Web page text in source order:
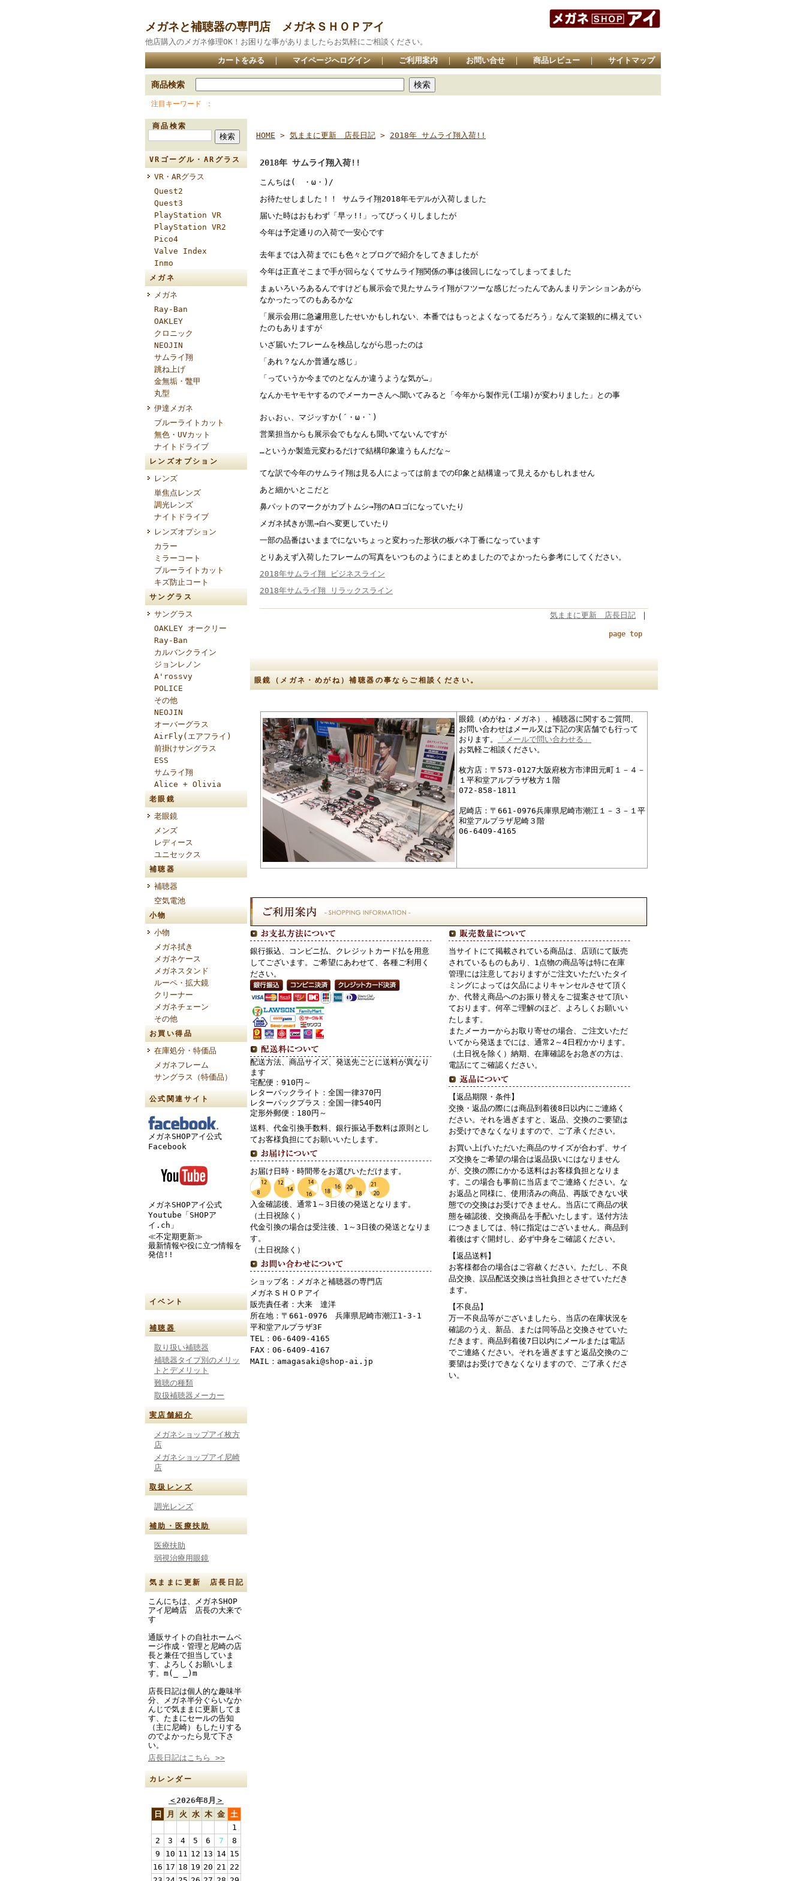
メガネと補聴器の専門店 メガネＳＨＯＰアイ
他店購入のメガネ修理OK！お困りな事がありましたらお気軽にご相談ください。
カートをみる ｜ マイページへログイン ｜ ご利用案内 ｜ お問い合せ ｜ 商品レビュー ｜ サイトマップ
商品検索
注目キーワード
商品検索
VRゴーグル・ARグラス
VR・ARグラス
Quest2
Quest3
PlayStation VR
PlayStation VR2
Pico4
Valve Index
Inmo
メガネ
メガネ
Ray-Ban
OAKLEY
クロニック
NEOJIN
サムライ翔
跳ね上げ
金無垢・鼈甲
丸型
伊達メガネ
ブルーライトカット
無色・UVカット
ナイトドライブ
レンズオプション
レンズ
単焦点レンズ
調光レンズ
ナイトドライブ
レンズオプション
カラー
ミラーコート
ブルーライトカット
キズ防止コート
サングラス
サングラス
OAKLEY オークリー
Ray-Ban
カルバンクライン
ジョンレノン
A'rossvy
POLICE
その他
NEOJIN
オーバーグラス
AirFly(エアフライ)
前掛けサングラス
ESS
サムライ翔
Alice + Olivia
老眼鏡
老眼鏡
メンズ
レディース
ユニセックス
補聴器
補聴器
空気電池
小物
小物
メガネ拭き
メガネケース
メガネスタンド
ルーペ・拡大鏡
クリーナー
メガネチェーン
その他
お買い得品
在庫処分・特価品
メガネフレーム
サングラス（特価品）
公式関連サイト
メガネSHOPアイ公式
Facebook
メガネSHOPアイ公式
Youtube「SHOPア
イ.ch」
≪不定期更新≫
最新情報や役に立つ情報を
発信!!
イベント
補聴器
取り扱い補聴器
補聴器タイプ別のメリッ
トとデメリット
難聴の種類
取扱補聴器メーカー
実店舗紹介
メガネショップアイ枚方
店
メガネショップアイ尼崎
店
取扱レンズ
調光レンズ
補助・医療扶助
医療扶助
弱視治療用眼鏡
気ままに更新 店長日記
こんにちは、メガネSHOP
アイ尼崎店 店長の大来で
す
通販サイトの自社ホームペ
ージ作成・管理と尼崎の店
長と兼任で担当していま
す、よろしくお願いしま
す。m(_ _)m
店長日記は個人的な趣味半
分、メガネ半分ぐらいなか
んじで気ままに更新してま
す、たまにセールの告知
（主に尼崎）もしたりする
のでよかったら見て下さ
い。
店長日記はこちら >>
カレンダー
＜2026年8月 ＞
日
月 火 水 木 金 土
1
2
3 4 5 6 7
8
9
10 11 12 13 14 15
16 17 18 19 20 21 22
HOME > 気ままに更新 店長日記 > 2018年 サムライ翔入荷!!
2018年 サムライ翔入荷!!
こんちは( ・ω・)/
お待たせしました！！ サムライ翔2018年モデルが入荷しました
届いた時はおもわず「早ッ!!」ってびっくりしましたが
今年は予定通りの入荷で一安心です
去年までは入荷までにも色々とブログで紹介をしてきましたが
今年は正直そこまで手が回らなくてサムライ翔関係の事は後回しになってしまってました
まぁいろいろあるんですけども展示会で見たサムライ翔がフツーな感じだったんであんまりテンションあがら
なかったってのもあるかな
「展示会用に急遽用意したせいかもしれない、本番ではもっとよくなってるだろう」なんて楽観的に構えてい
たのもありますが
いざ届いたフレームを検品しながら思ったのは
「あれ？なんか普通な感じ」
「っていうか今までのとなんか違うような気が…」
なんかモヤモヤするのでメーカーさんへ聞いてみると「今年から製作元(工場)が変わりました」との事
おぃおぃ、マジッすか(´・ω・`)
営業担当からも展示会でもなんも聞いてないんですが
…というか製造元変わるだけで結構印象違うもんだな～
てな訳で今年のサムライ翔は見る人によっては前までの印象と結構違って見えるかもしれません
あと細かいとこだと
鼻パットのマークがカブトムシ→翔のAロゴになっていたり
メガネ拭きが黒→白へ変更していたり
一部の品番はいままでにないちょっと変わった形状の板バネ丁番になっています
とりあえず入荷したフレームの写真をいつものようにまとめましたのでよかったら参考にしてください。
2018年サムライ翔 ビジネスライン
2018年サムライ翔 リラックスライン
気ままに更新 店長日記 ｜
page top
眼鏡（メガネ・めがね）補聴器の事ならご相談ください。
眼鏡（めがね・メガネ）、補聴器に関するご質問、
お問い合わせはメール又は下記の実店舗でも行って
おります。
「メールで問い合わせる」
お気軽ご相談ください。
枚方店：〒573-0127大阪府枚方市津田元町１－４－
１平和堂アルプラザ枚方１階
072-858-1811
尼崎店：〒661-0976兵庫県尼崎市潮江１－３－１平
和堂アルプラザ尼崎３階
06-6409-4165
銀行振込、コンビニ払、クレジットカード払を用意
してございます。ご希望にあわせて、各種ご利用く
ださい。
配送方法、商品サイズ、発送先ごとに送料が異なり
ます
宅配便：910円～
レターパックライト：全国一律370円
レターパックプラス：全国一律540円
定形外郵便：180円～
送料、代金引換手数料、銀行振込手数料は原則とし
てお客様負担にてお願いいたします。
お届け日時・時間帯をお選びいただけます。
入金確認後、通常1～3日後の発送となります。
（土日祝除く）
代金引換の場合は受注後、1～3日後の発送となりま
す。
（土日祝除く）
ショップ名：メガネと補聴器の専門店
メガネＳＨＯＰアイ
販売責任者：大来 達洋
所在地：〒661-0976 兵庫県尼崎市潮江1-3-1
平和堂アルプラザ3F
TEL：06-6409-4165
FAX：06-6409-4167
MAIL：amagasaki@shop-ai.jp
当サイトにて掲載されている商品は、店頭にて販売
されているものもあり、1点物の商品等は特に在庫
管理には注意しておりますがご注文いただいたタイ
ミングによっては欠品によりキャンセルさせて頂く
か、代替え商品へのお振り替えをご提案させて頂い
ております。何卒ご理解のほど、よろしくお願いい
たします。
またメーカーからお取り寄せの場合、ご注文いただ
いてから発送までには、通常2～4日程かかります。
（土日祝を除く）納期、在庫確認をお急ぎの方は、
電話にてご確認ください。
【返品期限・条件】
交換・返品の際には商品到着後8日以内にご連絡く
ださい。それを過ぎますと、返品、交換のご要望は
お受けできなくなりますので、ご了承ください。
お買い上げいただいた商品のサイズが合わず、サイ
ズ交換をご希望の場合は返品扱いにはなりません
が、交換の際にかかる送料はお客様負担となりま
す。この場合も事前に当店までご連絡ください。な
お返品と同様に、使用済みの商品、再販できない状
態での交換はお受けできません。当店にて商品の状
態を確認後、交換商品を手配いたします。送付方法
につきましては、特に指定はございません。商品到
着後はすぐ開封し、必ず中身をご確認ください。
【返品送料】
お客様都合の場合はご容赦ください。ただし、不良
品交換、誤品配送交換は当社負担とさせていただき
ます。
【不良品】
万一不良品等がございましたら、当店の在庫状況を
確認のうえ、新品、または同等品と交換させていた
だきます。商品到着後7日以内にメールまたは電話
でご連絡ください。それを過ぎますと返品交換のご
要望はお受けできなくなりますので、ご了承くださ
い。